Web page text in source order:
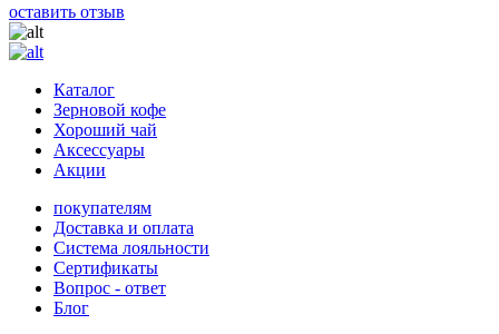
оставить отзыв
Каталог
Зерновой кофе
Хороший чай
Аксессуары
Акции
покупателям
Доставка и оплата
Система лояльности
Сертификаты
Вопрос - ответ
Блог